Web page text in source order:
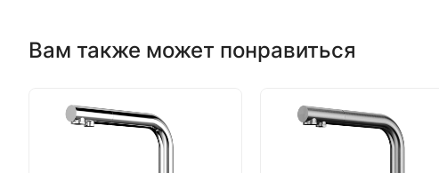
Вам также может понравиться